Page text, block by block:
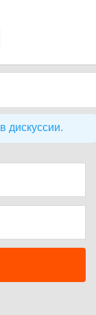
дискуссии.